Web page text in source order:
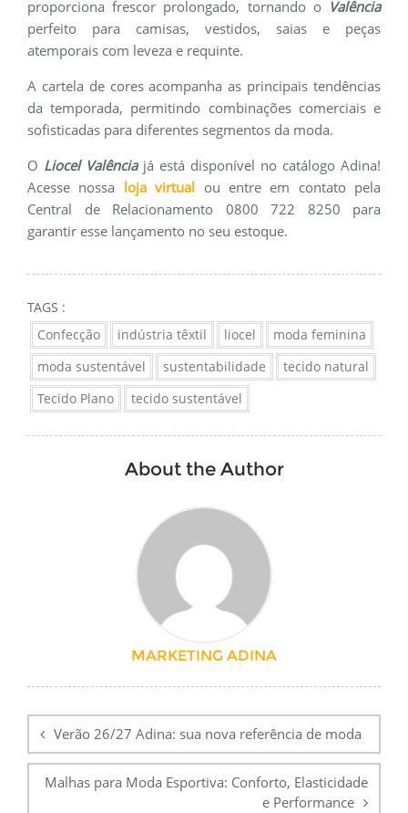
proporciona frescor prolongado, tornando o Valência
perfeito para camisas, vestidos, saias e peças
atemporais com leveza e requinte.
A cartela de cores acompanha as principais tendências
da temporada, permitindo combinações comerciais e
sofisticadas para diferentes segmentos da moda.
O Liocel Valênciajá está disponível no catálogo Adina!
Acesse nossa loja virtual ou entre em contato pela
Central de Relacionamento 0800 722 8250 para
garantir esse lançamento no seu estoque.
TAGS :
Confecção
indústria têxtil liocel
moda feminina
moda sustentável
sustentabilidade
tecido natural
Tecido Plano
tecido sustentável
About the Author
MARKETING ADINA
de
PostVerão 26/27 Adina: sua nova referência de moda
Malhas para Moda Esportiva: Conforto, Elasticidade
e Performance